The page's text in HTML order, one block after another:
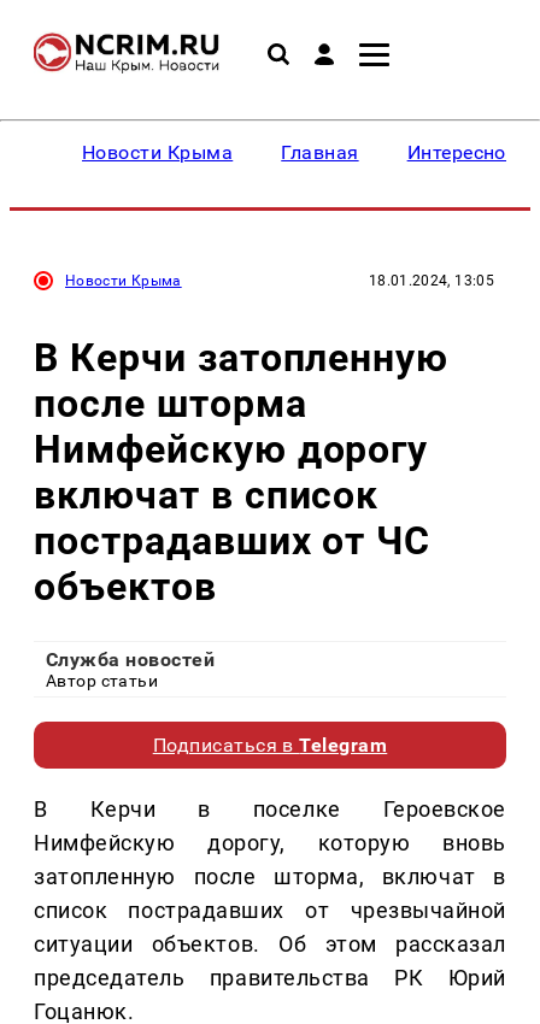
Новости Крыма Главная Интересное
Новости Крыма 18.01.2024, 13:05
В Керчи затопленную
после шторма
Нимфейскую дорогу
включат в список
пострадавших от ЧС
объектов
Служба новостей
Автор статьи
Подписаться вTelegram
В Керчи в поселке Героевское
Нимфейскую дорогу, которую вновь
затопленную после шторма, включат в
список пострадавших от чрезвычайной
ситуации объектов. Об этом рассказал
председатель правительства РК Юрий
Гоцанюк.